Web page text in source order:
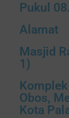
Pukul
Alamat
Masjid
1)
Obos,
Kota